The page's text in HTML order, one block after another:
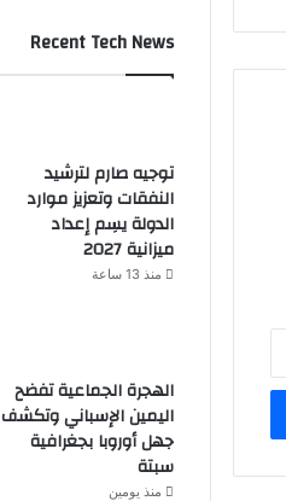
Recent Tech News
توجيه صارم لترشيد
النفقات وتعزيز موارد
الدولة يسِم إعداد
ميزانية 2027
منذ 13 ساعة
الهجرة الجماعية تفضح
اليمين الإسباني وتكشف
جهل أوروبا بجغرافية
سبتة
منذ يومين